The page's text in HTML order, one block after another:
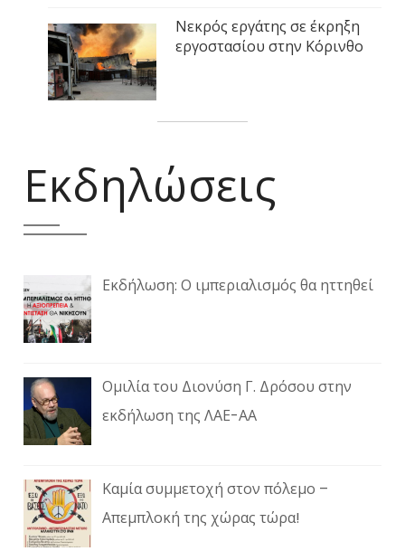
Νεκρός εργάτης σε έκρηξη
εργοστασίου στην Κόρινθο
Εκδηλώσεις
Εκδήλωση: Ο ιμπεριαλισμός θα ηττηθεί
Ομιλία του Διονύση Γ. Δρόσου στην
εκδήλωση της ΛΑΕ-ΑΑ
Καμία συμμετοχή στον πόλεμο –
Απεμπλοκή της χώρας τώρα!